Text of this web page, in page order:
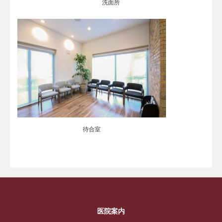
洗面所
待合室
医院案内